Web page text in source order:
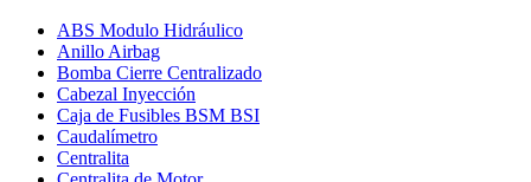
ABS Modulo Hidráulico
Anillo Airbag
Bomba Cierre Centralizado
Cabezal Inyección
Caja de Fusibles BSM BSI
Caudalímetro
Centralita